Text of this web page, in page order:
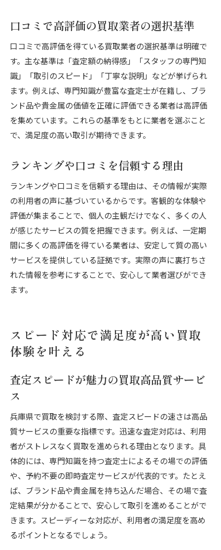
口コミで高評価の買取業者の選択基準
口コミで高評価を得ている買取業者の選択基準は明確で
す。主な基準は「査定額の納得感」「スタッフの専門知
識」「取引のスピード」「丁寧な説明」などが挙げられ
ます。例えば、専門知識が豊富な査定士が在籍し、ブラ
ンド品や貴金属の価値を正確に評価できる業者は高評価
を集めています。これらの基準をもとに業者を選ぶこと
で、満足度の高い取引が期待できます。
ランキングや口コミを信頼する理由
ランキングや口コミを信頼する理由は、その情報が実際
の利用者の声に基づいているからです。客観的な体験や
評価が集まることで、個人の主観だけでなく、多くの人
が感じたサービスの質を把握できます。例えば、一定期
間に多くの高評価を得ている業者は、安定して質の高い
サービスを提供している証拠です。実際の声に裏打ちさ
れた情報を参考にすることで、安心して業者選びができ
ます。
スピード対応で満足度が高い買取
体験を叶える
査定スピードが魅力の買取高品質サービ
ス
兵庫県で買取を検討する際、査定スピードの速さは高品
質サービスの重要な指標です。迅速な査定対応は、利用
者がストレスなく買取を進められる理由となります。具
体的には、専門知識を持つ査定士によるその場での評価
や、予約不要の即時査定サービスが代表的です。たとえ
ば、ブランド品や貴金属を持ち込んだ場合、その場で査
定結果が分かることで、安心して取引を進めることがで
きます。スピーディーな対応が、利用者の満足度を高め
るポイントとなるでしょう。